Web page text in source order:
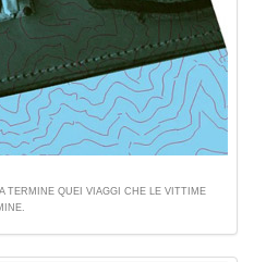
TERMINE QUEI VIAGGI CHE LE VITTIME